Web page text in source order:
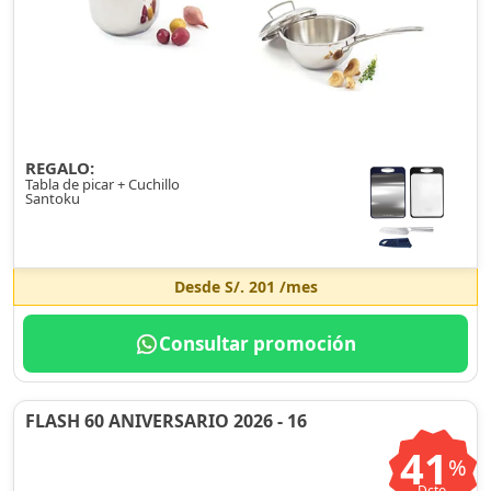
REGALO:
Tabla de picar + Cuchillo
Santoku
Desde S/. 201 /mes
Consultar promoción
FLASH 60 ANIVERSARIO 2026 - 16
41 %